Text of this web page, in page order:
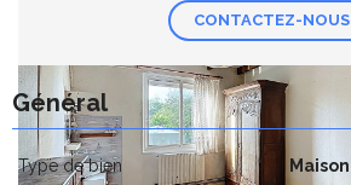
CONTACTEZ-NOUS
Général
Type de bien Maison